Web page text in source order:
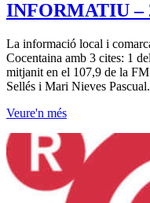
INFORMATIU –
La informació local i
Cocentaina amb 3 cites: 1
mitjanit en el 107,9 de la
Sellés i Mari Nieves Pascual.
Veure'n més